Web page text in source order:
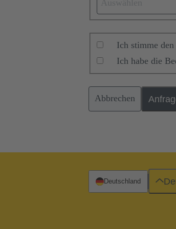
Ich stimme den
Ich habe die
Abbrechen
Deutschland